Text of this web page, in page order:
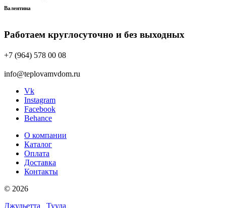
Валентина
Работаем круглосуточно и без выходных
+7 (964) 578 00 08
info@teplovamvdom.ru
Vk
Instagram
Facebook
Behance
О компании
Каталог
Оплата
Доставка
Контакты
© 2026
Джульетта
Туула